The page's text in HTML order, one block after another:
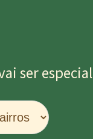
ser especial